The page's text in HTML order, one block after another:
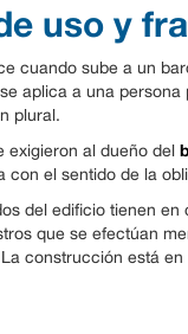
uso y
cuando sube a un
aplica a una
plural.
exigieron al dueño del
con el sentido de la
del edificio tienen
que se efectúan
construcción está en